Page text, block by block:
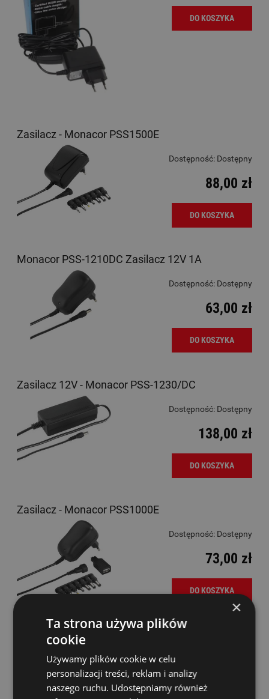
DO KOSZYKA
Zasilacz - Monacor PSS1500E
Dostępność: Dostępny
88,00 zł
DO KOSZYKA
Monacor PSS-1210DC Zasilacz 12V 1A
Dostępność: Dostępny
63,00 zł
DO KOSZYKA
Zasilacz 12V - Monacor PSS-1230/DC
Dostępność: Dostępny
138,00 zł
DO KOSZYKA
Zasilacz - Monacor PSS1000E
Dostępność: Dostępny
73,00 zł
DO KOSZYKA
Zasilacz - Monacor PSS600E
57,00 zł
×
Ta strona używa plików
cookie
Używamy plików cookie w celu
personalizacji treści, reklam i analizy
naszego ruchu. Udostępniamy również